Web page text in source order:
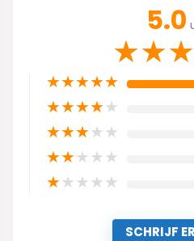
5.0
★★★
★★★★★
★★★★★
★★★★★
★★★★★
★★★★★
SCHRIJF